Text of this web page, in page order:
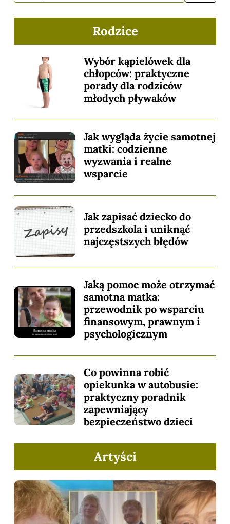
Rodzice
Wybór kąpielówek dla
chłopców: praktyczne
porady dla rodziców
młodych pływaków
Jak wygląda życie samotnej
matki: codzienne
wyzwania i realne
wsparcie
Jak zapisać dziecko do
przedszkola i uniknąć
najczęstszych błędów
Jaką pomoc może otrzymać
samotna matka:
przewodnik po wsparciu
finansowym, prawnym i
psychologicznym
Co powinna robić
opiekunka w autobusie:
praktyczny poradnik
zapewniający
bezpieczeństwo dzieci
Artyści